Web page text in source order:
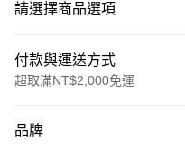
請選擇商品選項
付款與運送方式
超取滿NT$2,000免運
信用卡一次付款
品牌